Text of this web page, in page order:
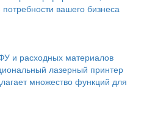
вашего бизнеса
и расходных материалов
лазерный принтер
множество функций для